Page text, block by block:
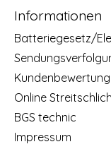
Informationen
Batteriegesetz/
Online
BGS technic
Impressum